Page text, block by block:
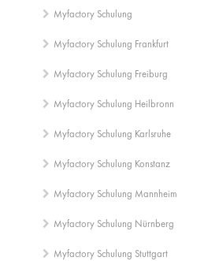
Myfactory Schulung
Myfactory Schulung Frankfurt
Myfactory Schulung Freiburg
Myfactory Schulung Heilbronn
Myfactory Schulung Karlsruhe
Myfactory Schulung Konstanz
Myfactory Schulung Mannheim
Myfactory Schulung Nürnberg
Myfactory Schulung Stuttgart